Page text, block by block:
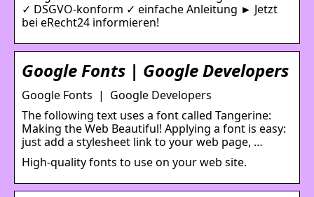
✓ DSGVO-konform ✓ einfache Anleitung ► Jetzt
bei eRecht24 informieren!
Google Fonts | Google Developers
Google Fonts | Google Developers
The following text uses a font called Tangerine:
Making the Web Beautiful! Applying a font is easy:
just add a stylesheet link to your web page, …
High-quality fonts to use on your web site.